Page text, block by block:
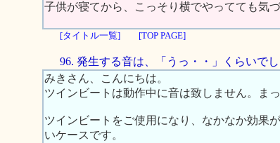
子供が寝てから、こっそり横でやってても気
[タイトル一覧] [TOP PAGE]
96. 発生する音は、「うっ・・」くらいでし
みきさん、こんにちは。
ツインビートは動作中に音は致しません。ま
ツインビートをご使用になり、なかなか効果
いケースです。